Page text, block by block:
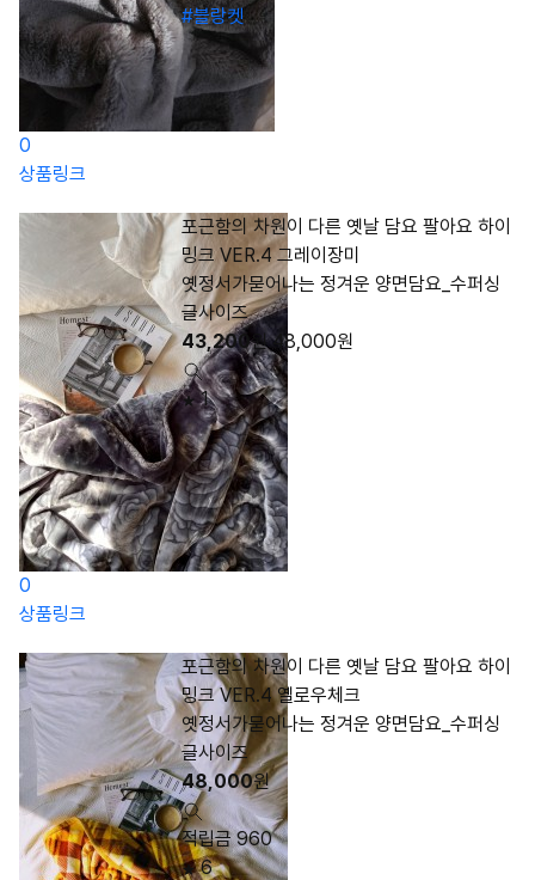
0
#블랑켓
상품링크
0
포근함의 차원이 다른 옛날 담요 팔아요 하이
밍크 VER.4 그레이장미
옛정서가묻어나는 정겨운 양면담요_수퍼싱
글사이즈
43,200원 48,000원
1
상품링크
포근함의 차원이 다른 옛날 담요 팔아요 하이
밍크 VER.4 옐로우체크
옛정서가묻어나는 정겨운 양면담요_수퍼싱
글사이즈
48,000원
적립금 960
6